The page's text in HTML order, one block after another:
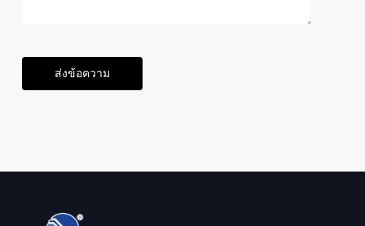
ส่งข้อความ